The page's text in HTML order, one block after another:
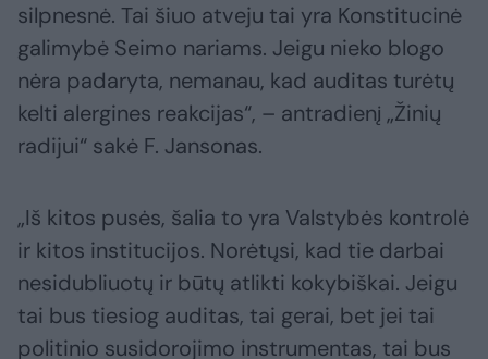
silpnesnė. Tai šiuo atveju tai yra Konstitucinė
galimybė Seimo nariams. Jeigu nieko blogo
nėra padaryta, nemanau, kad auditas turėtų
kelti alergines reakcijas“, – antradienį „Žinių
radijui“ sakė F. Jansonas.
„Iš kitos pusės, šalia to yra Valstybės kontrolė
ir kitos institucijos. Norėtųsi, kad tie darbai
nesidubliuotų ir būtų atlikti kokybiškai. Jeigu
tai bus tiesiog auditas, tai gerai, bet jei tai
politinio susidorojimo instrumentas, tai bus